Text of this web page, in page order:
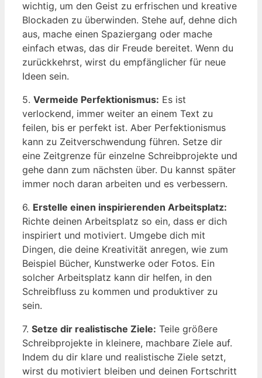
wichtig, um den Geist zu erfrischen und kreative
Blockaden zu überwinden. Stehe auf, dehne dich
aus, mache einen Spaziergang oder mache
einfach etwas, das dir Freude bereitet. Wenn du
zurückkehrst, wirst du empfänglicher für neue
Ideen sein.
5. Vermeide Perfektionismus: Es ist
verlockend, immer weiter an einem Text zu
feilen, bis er perfekt ist. Aber Perfektionismus
kann zu Zeitverschwendung führen. Setze dir
eine Zeitgrenze für einzelne Schreibprojekte und
gehe dann zum nächsten über. Du kannst später
immer noch daran arbeiten und es verbessern.
6. Erstelle einen inspirierenden Arbeitsplatz:
Richte deinen Arbeitsplatz so ein, dass er dich
inspiriert und motiviert. Umgebe dich mit
Dingen, die deine Kreativität anregen, wie zum
Beispiel Bücher, Kunstwerke oder Fotos. Ein
solcher Arbeitsplatz kann dir helfen, in den
Schreibfluss zu kommen und produktiver zu
sein.
7. Setze dir realistische Ziele: Teile größere
Schreibprojekte in kleinere, machbare Ziele auf.
Indem du dir klare und realistische Ziele setzt,
wirst du motiviert bleiben und deinen Fortschritt